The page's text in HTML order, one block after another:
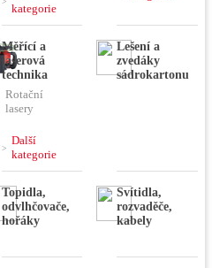
vysavače
podlah
,
Vysokotlaké
čističe
kategorie
,
Plničky
klimatizace
Měřící a
laserová
technika
Rotační
lasery
Kombinovaný
laser
,
přístroje
, Váhy,
Úhloměry
Dálkoměry,
Další
kategorie
Lešení a
zvedáky
sádrokartonu
Topidla,
odvlhčovače,
hořáky
Svítidla,
rozvaděče,
kabely